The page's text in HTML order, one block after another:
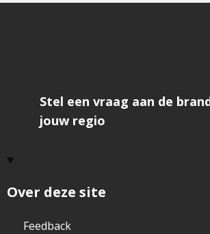
Over deze site
Feedback
Stel een vraag aan de
jouw regio